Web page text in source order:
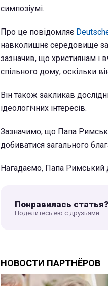
симпозіумі.
Про це повідомляє
навколишнє середовище
зазначив, що християнам і
спільного дому, оскільки
Він також закликав
ідеологічних інтересів.
Зазначимо, що Папа
добиватися загального
Нагадаємо, Папа Римський
Понравилась статья?
Поделитесь ею с друзьями